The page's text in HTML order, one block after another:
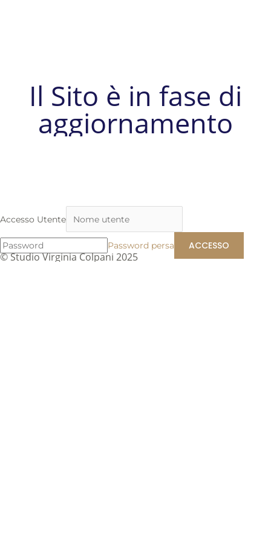
Il Sito è in fase di
aggiornamento
© Studio Virginia Colpani 2025
Accesso Utente
Password persa